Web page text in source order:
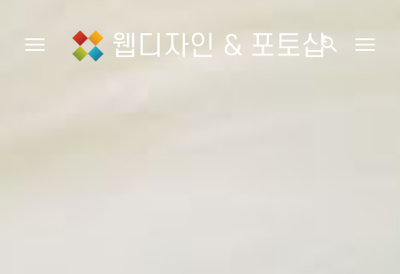
Toggle navigation웹디자인 & 포토샵search